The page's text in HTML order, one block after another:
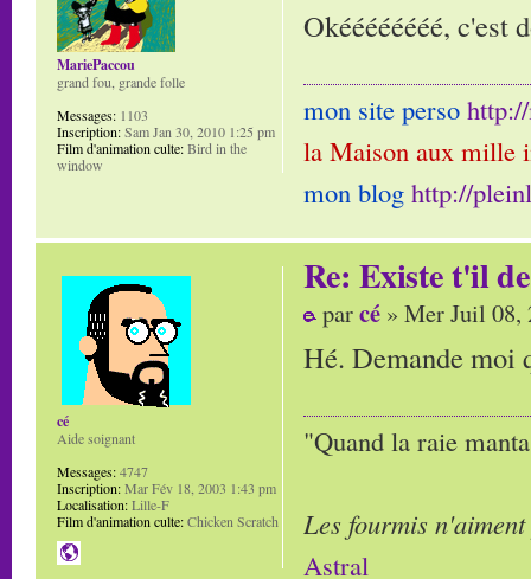
Okéééééééé, c'est
mon site perso
la Maison aux mille
mon blog http://
MariePaccou
grand fou, grande folle
Messages: 1103
Inscription:Sam Jan 30, 2010 1:25 pm
Film d'animation culte:Bird in the
window
Re: Existe t'il
parcé » Mer Juil 08,
Hé. Demande moi
"Quand la raie
Les fourmis
Astral
cé
Aide soignant
Messages:4747
Inscription:Mar Fév 18, 2003 1:43 pm
Localisation:Lille-F
Film d'animation culte:Chicken Scratch